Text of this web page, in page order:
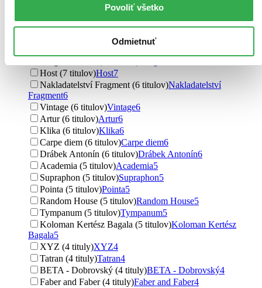
Povoliť všetko
Odmietnuť
Argo (17 titulov)Argo17
Slovart16
Host (7 titulov)Host7
Nakladatelství Fragment (6 titulov)Nakladatelství
Fragment6
Vintage (6 titulov)Vintage6
Artur (6 titulov)Artur6
Klika (6 titulov)Klika6
Carpe diem (6 titulov)Carpe diem6
Drábek Antonín (6 titulov)Drábek Antonín6
Academia (5 titulov)Academia5
Supraphon (5 titulov)Supraphon5
Pointa (5 titulov)Pointa5
Random House (5 titulov)Random House5
Tympanum (5 titulov)Tympanum5
Koloman Kertész Bagala (5 titulov)Koloman Kertész
Bagala5
XYZ (4 tituly)XYZ4
Tatran (4 tituly)Tatran4
BETA - Dobrovský (4 tituly)BETA - Dobrovský4
Faber and Faber (4 tituly)Faber and Faber4